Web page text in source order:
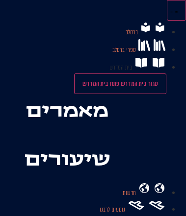
לתוכן
ברסלב
ספרי ברסלב
בית המדרש
סגור בית המדרשפתח בית המדרש
מאמרים
שיעורים
חדשות
נוסעים לרבנו